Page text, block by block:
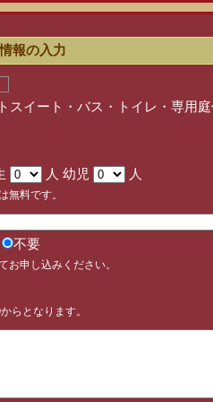
報の入力
イート・バス・トイレ・専用庭
人 幼児 人
無料です。
不要
申し込みください。
らとなります。